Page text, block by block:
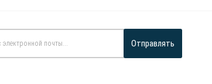
Отправлять